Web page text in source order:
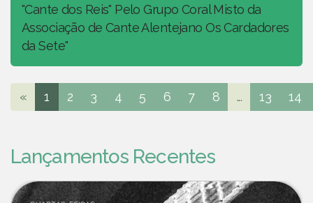
"Cante dos Reis" Pelo Grupo Coral Misto da
Associação de Cante Alentejano Os Cardadores
da Sete"
« 1 2 3 4 5 6 7 8 ... 13 14
Lançamentos Recentes